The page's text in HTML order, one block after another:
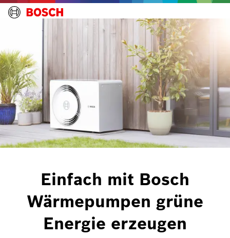
Einfach mit Bosch
Wärmepumpen grüne
Energie erzeugen